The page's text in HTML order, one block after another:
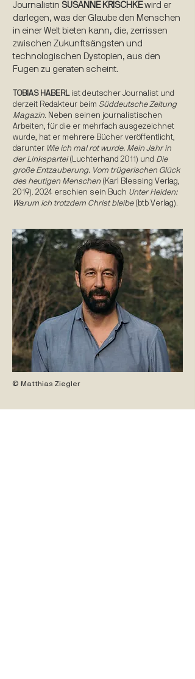
Journalistin SUSANNE KRISCHKEwird er
darlegen, was der Glaube den Menschen
in einer Welt bieten kann, die, zerrissen
zwischen Zukunftsängsten und
technologischen Dystopien, aus den
Fugen zu geraten scheint.
TOBIAS HABERList deutscher Journalist und
derzeit Redakteur beim Süddeutsche Zeitung
Magazin. Neben seinen journalistischen
Arbeiten, für die er mehrfach ausgezeichnet
wurde, hat er mehrere Bücher veröffentlicht,
darunter Wie ich mal rot wurde. Mein Jahr in
der Linkspartei(Luchterhand 2011) und Die
große Entzauberung. Vom trügerischen Glück
des heutigen Menschen (Karl Blessing Verlag,
2019). 2024 erschien sein Buch Unter Heiden:
Warum ich trotzdem Christ bleibe (btb Verlag).
© Matthias Ziegler